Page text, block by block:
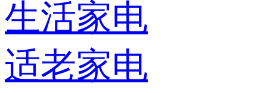
生活家电
适老家电